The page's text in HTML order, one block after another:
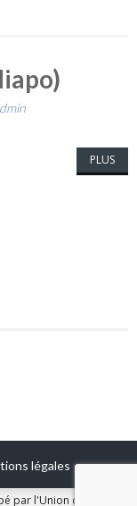
PLUS
légales
par l'Union des Maires